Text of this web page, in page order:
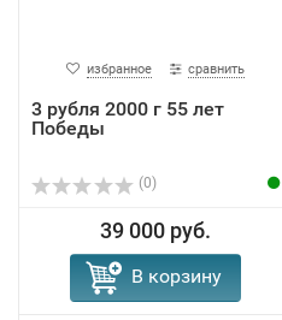
избранное сравнить
3 рубля 2000 г 55 лет
Победы
(0)
39 000 руб.
В корзину